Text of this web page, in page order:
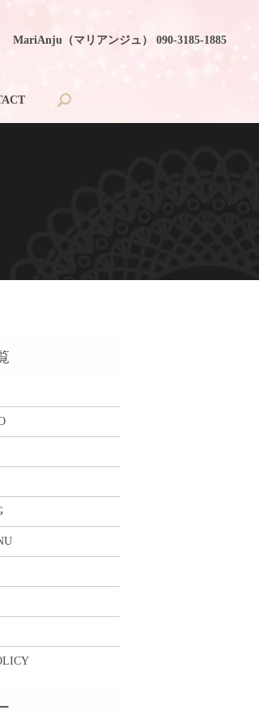
MariAnju（マリアンジュ） 090-3185-1885